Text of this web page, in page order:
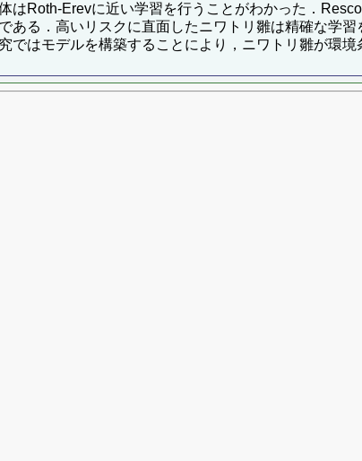
はRoth-Erevに近い学習を行うことがわかった．
ある．高いリスクに直面したニワトリ雛は精確な学
ではモデルを構築することにより，ニワトリ雛が環